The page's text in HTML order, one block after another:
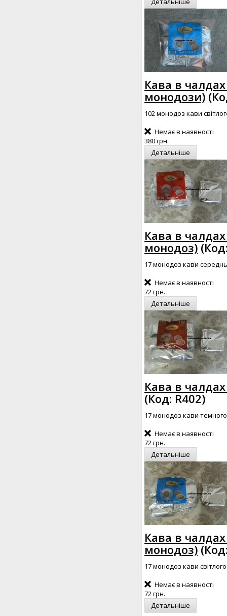
Кава в
монодози)
102 монодоз кави
Немає в наявності
380 грн.
Детальніше
Кава в
монодоз)
17 монодоз кави
Немає в наявності
72 грн.
Детальніше
Кава в
(Код: R402)
17 монодоз кави
Немає в наявності
72 грн.
Детальніше
Кава в
монодоз)
17 монодоз кави
Немає в наявності
72 грн.
Детальніше